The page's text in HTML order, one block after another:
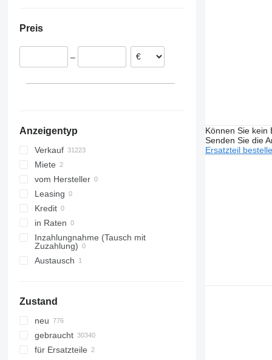
Portugal
Italien
Preis
–
Anzeigentyp
Verkauf
Miete
vom Hersteller
Leasing
Kredit
in Raten
Inzahlungnahme (Tausch mit
Zuzahlung)
Austausch
Zustand
neu
gebraucht
für Ersatzteile
Können Sie kein
Senden Sie die
Ersatzteil